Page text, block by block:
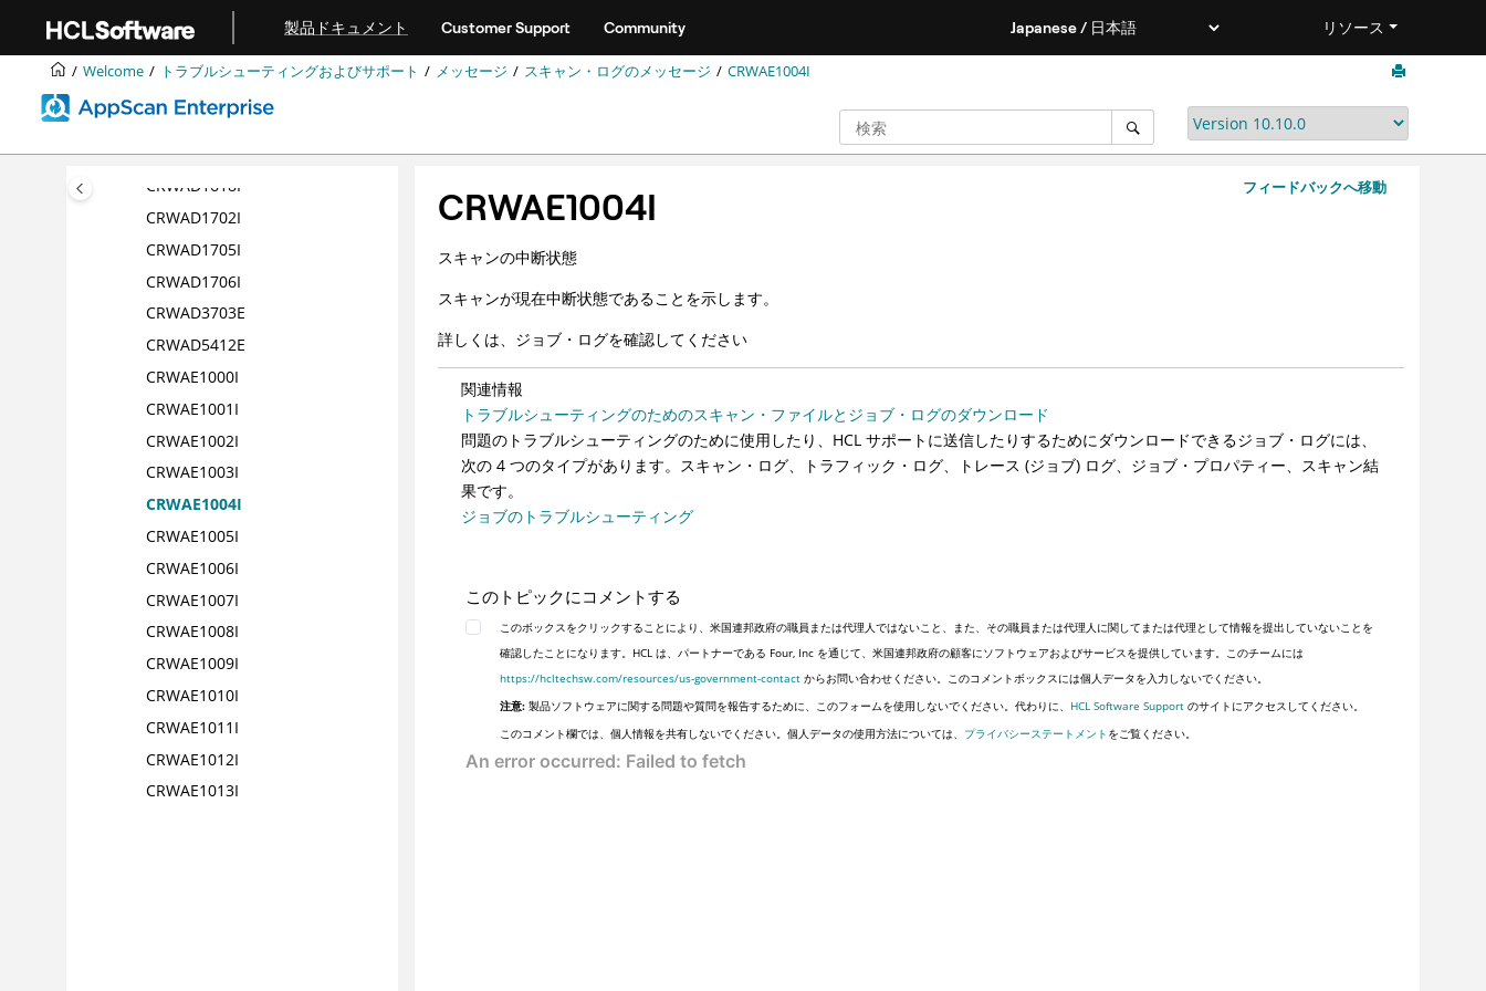
製品ドキュメント Customer Support Community リソース
Welcome トラブルシューティングおよびサポート メッセージ スキャン・ログのメッセージ CRWAE1004I
CRWAD1613I
CRWAD1614I
CRWAD1616I
CRWAD1617I
CRWAD1618I
CRWAD1702I
CRWAD1705I
CRWAD1706I
CRWAD3703E
CRWAD5412E
CRWAE1000I
CRWAE1001I
CRWAE1002I
CRWAE1003I
CRWAE1004I
CRWAE1005I
CRWAE1006I
CRWAE1007I
CRWAE1008I
CRWAE1009I
CRWAE1010I
CRWAE1011I
CRWAE1012I
CRWAE1013I
フィードバックへ移動
CRWAE1004I
スキャンの中断状態
スキャンが現在中断状態であることを示します。
詳しくは、ジョブ・ログを確認してください
関連情報
トラブルシューティングのためのスキャン・ファイルとジョブ・ログのダウンロード
問題のトラブルシューティングのために使用したり、HCL サポートに送信したりするためにダウンロードできるジョブ・ログには、
次の 4 つのタイプがあります。スキャン・ログ、トラフィック・ログ、トレース (ジョブ) ログ、ジョブ・プロパティー、スキャン結
果です。
ジョブのトラブルシューティング
このトピックにコメントする
このボックスをクリックすることにより、米国連邦政府の職員または代理人ではないこと、また、その職員または代理人に関してまたは代理として情報を提出していないことを
確認したことになります。HCL は、パートナーである Four, Inc を通じて、米国連邦政府の顧客にソフトウェアおよびサービスを提供しています。このチームには
https://hcltechsw.com/resources/us-government-contact からお問い合わせください。このコメントボックスには個人データを入力しないでください。
注意: 製品ソフトウェアに関する問題や質問を報告するために、このフォームを使用しないでください。代わりに、 HCL Software Support のサイトにアクセスしてください。
このコメント欄では、個人情報を共有しないでください。個人データの使用方法については、 プライバシーステートメント をご覧ください。